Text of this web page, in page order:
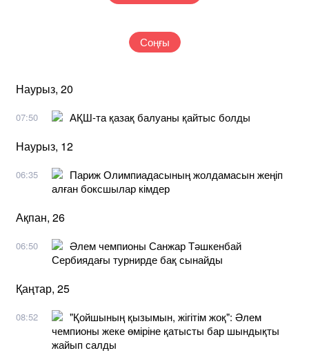
Соңғы
Наурыз, 20
07:50 АҚШ-та қазақ балуаны қайтыс болды
Наурыз, 12
06:35
Париж Олимпиадасының жолдамасын жеңіп
алған боксшылар кімдер
Ақпан, 26
06:50
Әлем чемпионы Санжар Тәшкенбай
Сербиядағы турнирде бақ сынайды
Қаңтар, 25
08:52
"Қойшының қызымын, жігітім жоқ": Әлем
чемпионы жеке өміріне қатысты бар шындықты
жайып салды